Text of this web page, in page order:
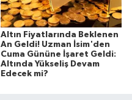
Altın Fiyatlarında Beklenen
An Geldi! Uzman İsim'den
Cuma Gününe İşaret Geldi:
Altında Yükseliş Devam
Edecek mi?